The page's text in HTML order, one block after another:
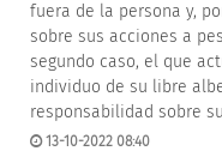
fuera de la persona y,
sobre sus acciones a
segundo caso, el que
individuo de su libre
responsabilidad sobre
13-10-2022 08:40